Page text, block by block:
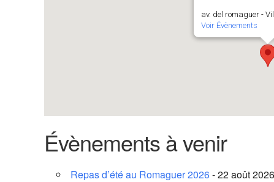
av. del romaguer -
Voir Évènements
Évènements à venir
Repas d’été au Romaguer 2026- 22 août